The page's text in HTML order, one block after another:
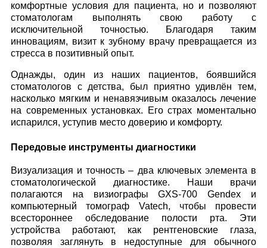
комфортные условия для пациента, но и позволяют
стоматологам выполнять свою работу с
исключительной точностью. Благодаря таким
инновациям, визит к зубному врачу превращается из
стресса в позитивный опыт.
Однажды, один из наших пациентов, боявшийся
стоматологов с детства, был приятно удивлён тем,
насколько мягким и ненавязчивым оказалось лечение
на современных установках. Его страх моментально
испарился, уступив место доверию и комфорту.
Передовые инструменты диагностики
Визуализация и точность – два ключевых элемента в
стоматологической диагностике. Наши врачи
полагаются на визиографы GXS-700 Gendex и
компьютерный томограф Vatech, чтобы провести
всестороннее обследование полости рта. Эти
устройства работают, как рентгеновские глаза,
позволяя заглянуть в недоступные для обычного